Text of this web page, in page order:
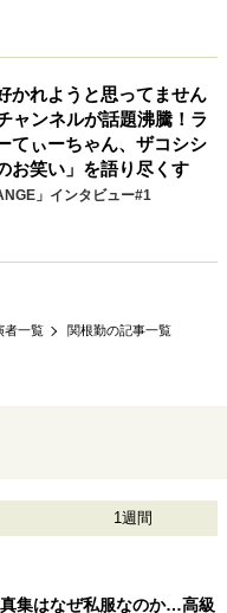
かれようと思ってません
ャンネルが話題沸騰！ラ
てぃーちゃん、ザコシシ
お笑い」を語り尽くす
」インタビュー#1
者一覧 関根勤の記事一覧
1週間
集はなぜ私服なのか…高級